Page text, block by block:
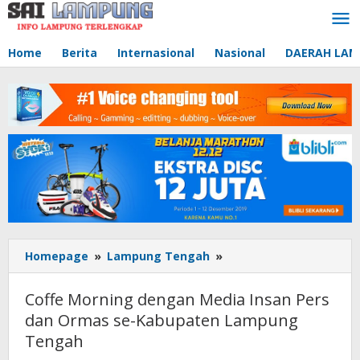
Lewati
Home Berita Internasional Nasional DAERAH
Homepage » Lampung Tengah »
Morning
dengan
Media
Insan
Coffe Morning dengan Media Insan Pers
dan Ormas se-Kabupaten Lampung
Tengah